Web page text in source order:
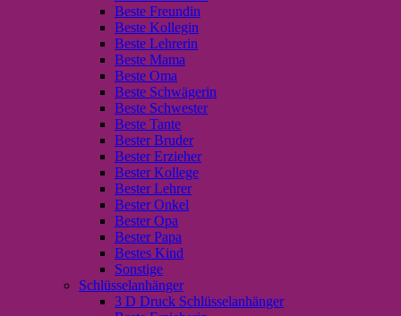
Beste Freundin
Beste Kollegin
Beste Lehrerin
Beste Mama
Beste Oma
Beste Schwägerin
Beste Schwester
Beste Tante
Bester Bruder
Bester Erzieher
Bester Kollege
Bester Lehrer
Bester Onkel
Bester Opa
Bester Papa
Bestes Kind
Sonstige
Schlüsselanhänger
3 D Druck Schlüsselanhänger